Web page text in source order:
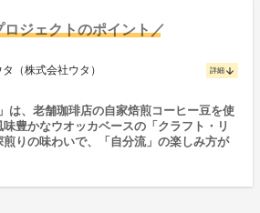
ロジェクトのポイント／
株式会社ウタ） 詳細 arrow_downward
は、老舗珈琲店の自家焙煎コーヒー豆を使
豊かなウオッカベースの「クラフト・リ
りの味わいで、「自分流」の楽しみ方が